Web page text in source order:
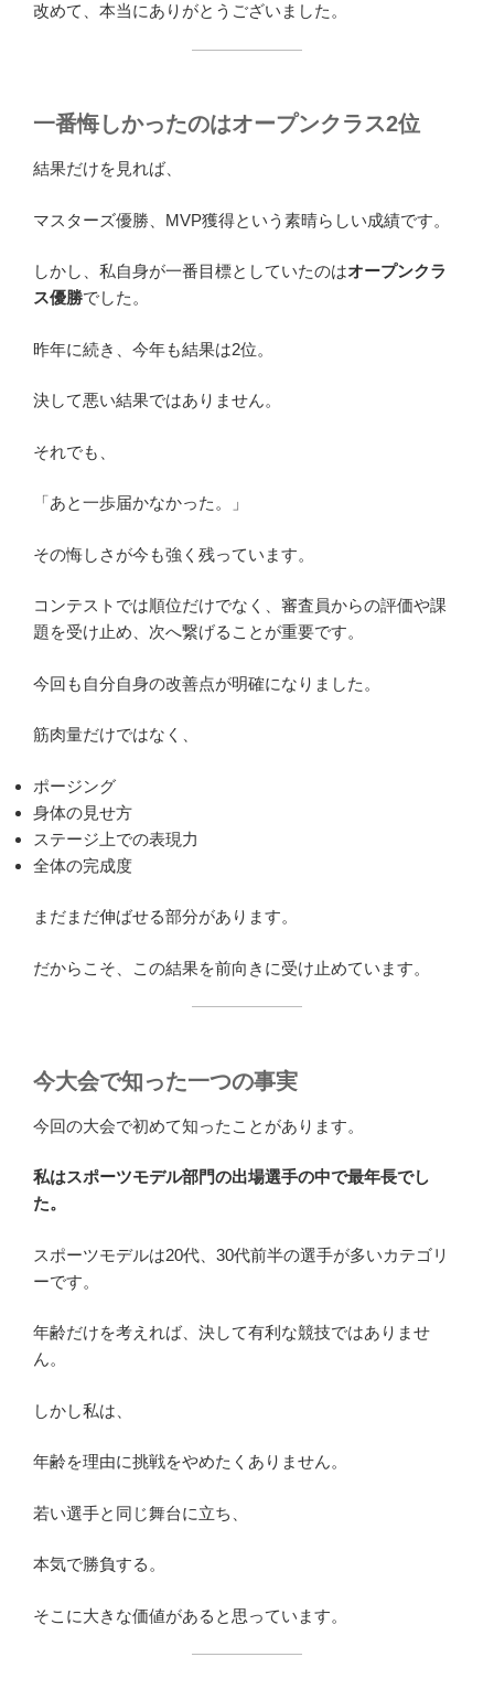
改めて、本当にありがとうございました。
一番悔しかったのはオープンクラス2位
結果だけを見れば、
マスターズ優勝、MVP獲得という素晴らしい成績です。
しかし、私自身が一番目標としていたのはオープンクラ
ス優勝でした。
昨年に続き、今年も結果は2位。
決して悪い結果ではありません。
それでも、
「あと一歩届かなかった。」
その悔しさが今も強く残っています。
コンテストでは順位だけでなく、審査員からの評価や課
題を受け止め、次へ繋げることが重要です。
今回も自分自身の改善点が明確になりました。
筋肉量だけではなく、
ポージング
身体の見せ方
ステージ上での表現力
全体の完成度
まだまだ伸ばせる部分があります。
だからこそ、この結果を前向きに受け止めています。
今大会で知った一つの事実
今回の大会で初めて知ったことがあります。
私はスポーツモデル部門の出場選手の中で最年長でし
た。
スポーツモデルは20代、30代前半の選手が多いカテゴリ
ーです。
年齢だけを考えれば、決して有利な競技ではありませ
ん。
しかし私は、
年齢を理由に挑戦をやめたくありません。
若い選手と同じ舞台に立ち、
本気で勝負する。
そこに大きな価値があると思っています。